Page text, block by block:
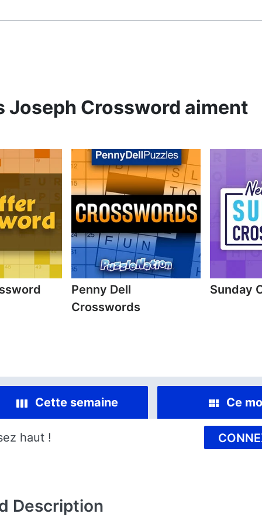
Joseph Crossword aiment
Penny Dell
Crosswords
Sunday
Cette semaine Ce
haut !
Description